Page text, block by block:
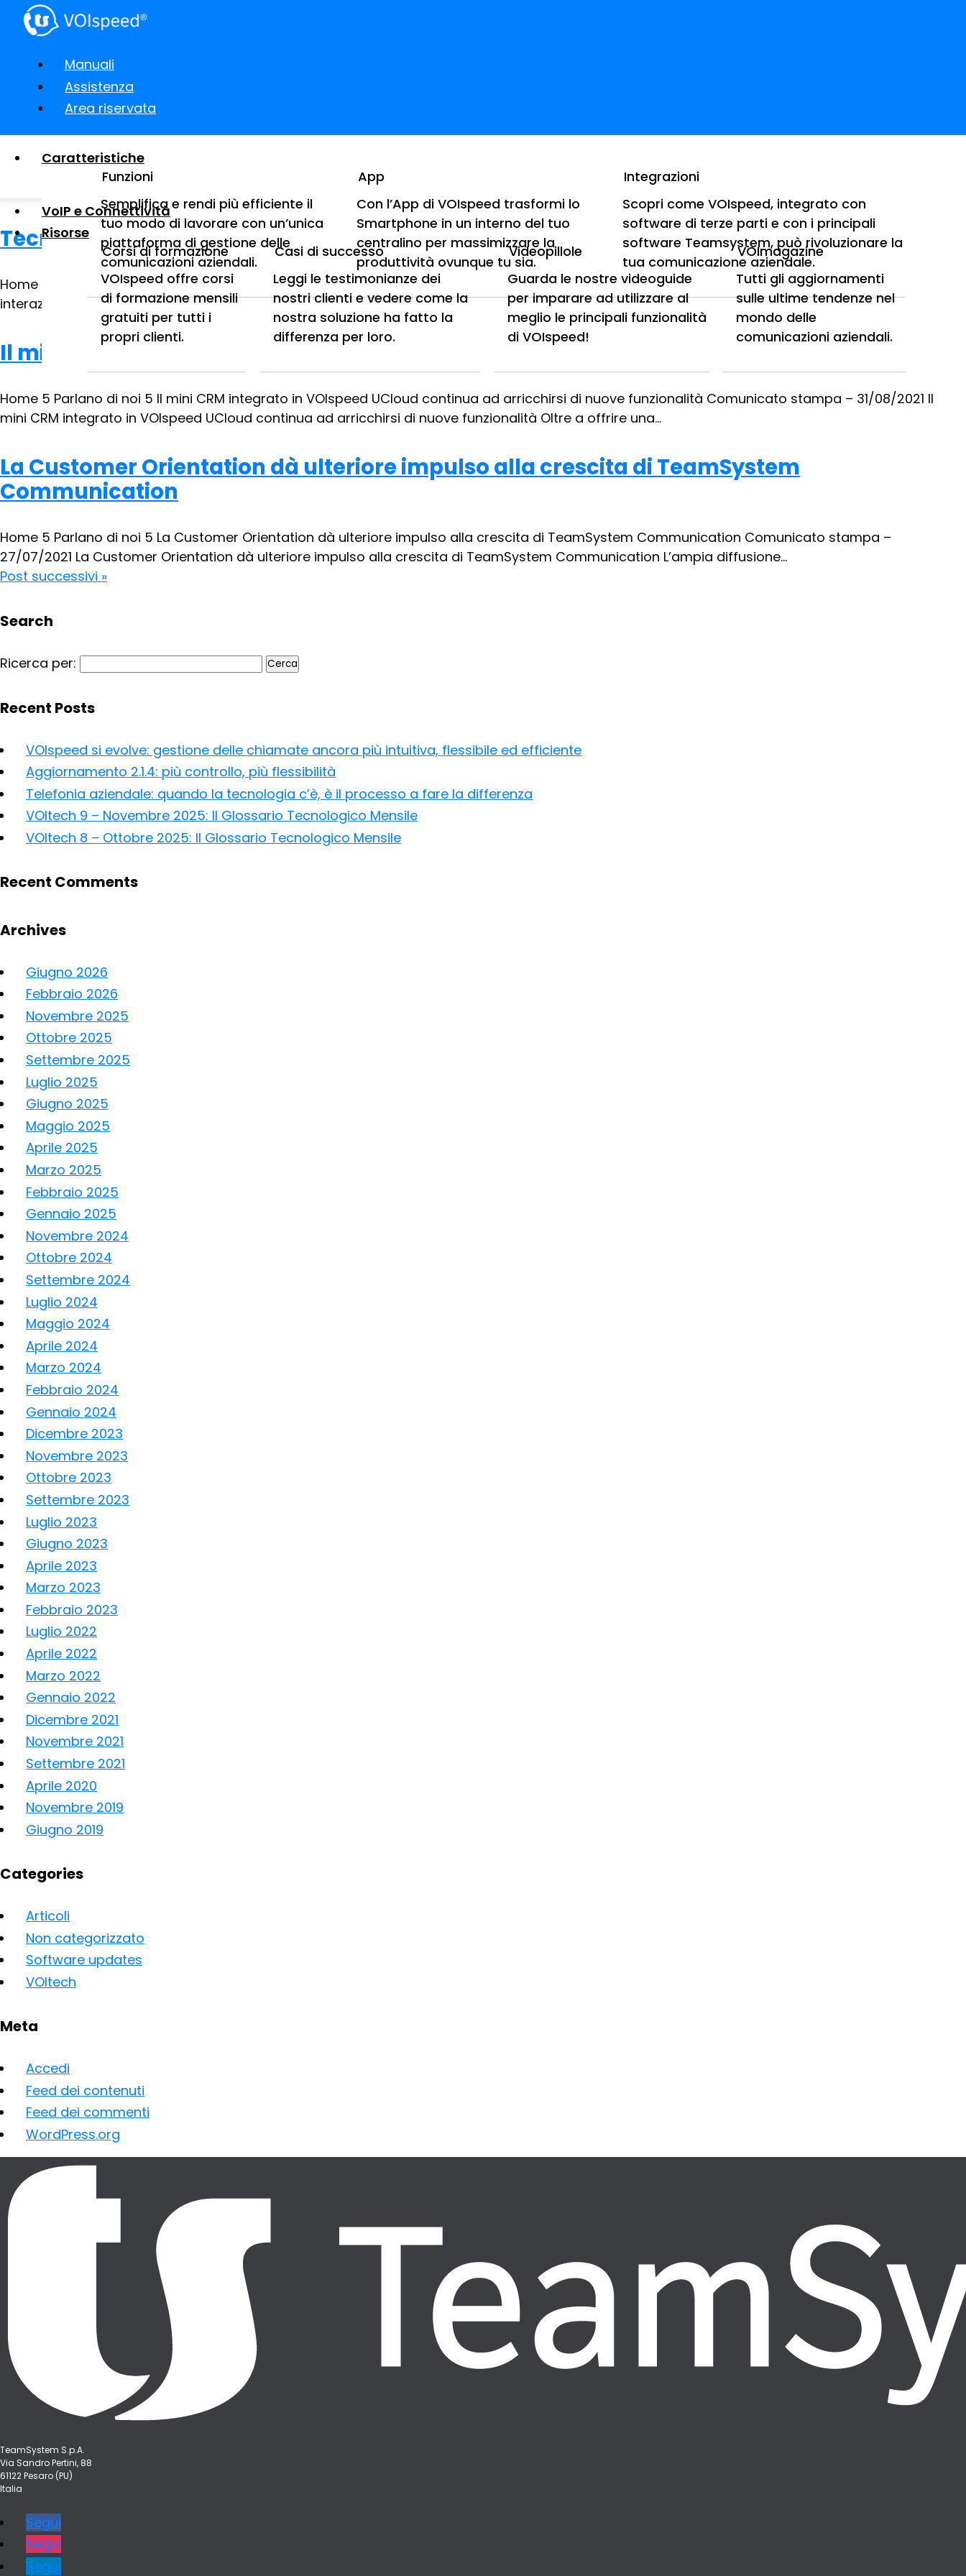
Manuali
Assistenza
Area riservata
Caratteristiche
Funzioni
Semplifica e rendi più efficiente il
tuo modo di lavorare con un’unica
piattaforma di gestione delle
comunicazioni aziendali.
App
Con l’App di VOIspeed trasformi lo
Smartphone in un interno del tuo
centralino per massimizzare la
produttività ovunque tu sia.
Integrazioni
Scopri come VOIspeed, integrato con
software di terze parti e con i principali
software Teamsystem, può rivoluzionare la
tua comunicazione aziendale.
VoIP e Connettività
Risorse
Corsi di formazione
VOIspeed offre corsi
di formazione mensili
gratuiti per tutti i
propri clienti.
Casi di successo
Leggi le testimonianze dei
nostri clienti e vedere come la
nostra soluzione ha fatto la
differenza per loro.
Videopillole
Guarda le nostre videoguide
per imparare ad utilizzare al
meglio le principali funzionalità
di VOIspeed!
VOImagazine
Tutti gli aggiornamenti
sulle ultime tendenze nel
mondo delle
comunicazioni aziendali.
Tecnologie digitali di interazione: il canale deve adottarle e trasferirle
Home 5 Parlano di noi 5 Tecnologie digitali di interazione: il canale deve adottarle e trasferirle Interviste – 10/09/2021 Tecnologie digitali di
interazione: il canale deve adottarle e trasferirle Le tecnologie di UC&C possono aumentare le...
Il mini CRM integrato in VOIspeed UCloud continua ad arricchirsi di nuove funzionalità
Home 5 Parlano di noi 5 Il mini CRM integrato in VOIspeed UCloud continua ad arricchirsi di nuove funzionalità Comunicato stampa – 31/08/2021 Il
mini CRM integrato in VOIspeed UCloud continua ad arricchirsi di nuove funzionalità Oltre a offrire una...
La Customer Orientation dà ulteriore impulso alla crescita di TeamSystem
Communication
Home 5 Parlano di noi 5 La Customer Orientation dà ulteriore impulso alla crescita di TeamSystem Communication Comunicato stampa –
27/07/2021 La Customer Orientation dà ulteriore impulso alla crescita di TeamSystem Communication L’ampia diffusione...
Post successivi »
Search
Ricerca per:
Recent Posts
VOIspeed si evolve: gestione delle chiamate ancora più intuitiva, flessibile ed efficiente
Aggiornamento 2.1.4: più controllo, più flessibilità
Telefonia aziendale: quando la tecnologia c’è, è il processo a fare la differenza
VOItech 9 – Novembre 2025: Il Glossario Tecnologico Mensile
VOItech 8 – Ottobre 2025: Il Glossario Tecnologico Mensile
Recent Comments
Archives
Giugno 2026
Febbraio 2026
Novembre 2025
Ottobre 2025
Settembre 2025
Luglio 2025
Giugno 2025
Maggio 2025
Aprile 2025
Marzo 2025
Febbraio 2025
Gennaio 2025
Novembre 2024
Ottobre 2024
Settembre 2024
Luglio 2024
Maggio 2024
Aprile 2024
Marzo 2024
Febbraio 2024
Gennaio 2024
Dicembre 2023
Novembre 2023
Ottobre 2023
Settembre 2023
Luglio 2023
Giugno 2023
Aprile 2023
Marzo 2023
Febbraio 2023
Luglio 2022
Aprile 2022
Marzo 2022
Gennaio 2022
Dicembre 2021
Novembre 2021
Settembre 2021
Aprile 2020
Novembre 2019
Giugno 2019
Categories
Articoli
Non categorizzato
Software updates
VOItech
Meta
Accedi
Feed dei contenuti
Feed dei commenti
WordPress.org
TeamSystem S.p.A.
Via Sandro Pertini, 88
61122 Pesaro (PU)
Italia
Segui
Segui
Segui